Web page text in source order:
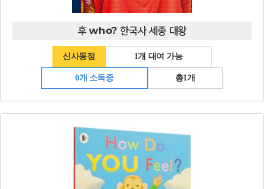
후 who? 한국사 세종 대왕
신사동점 1개 대여 가능
0개 소독중 총1개